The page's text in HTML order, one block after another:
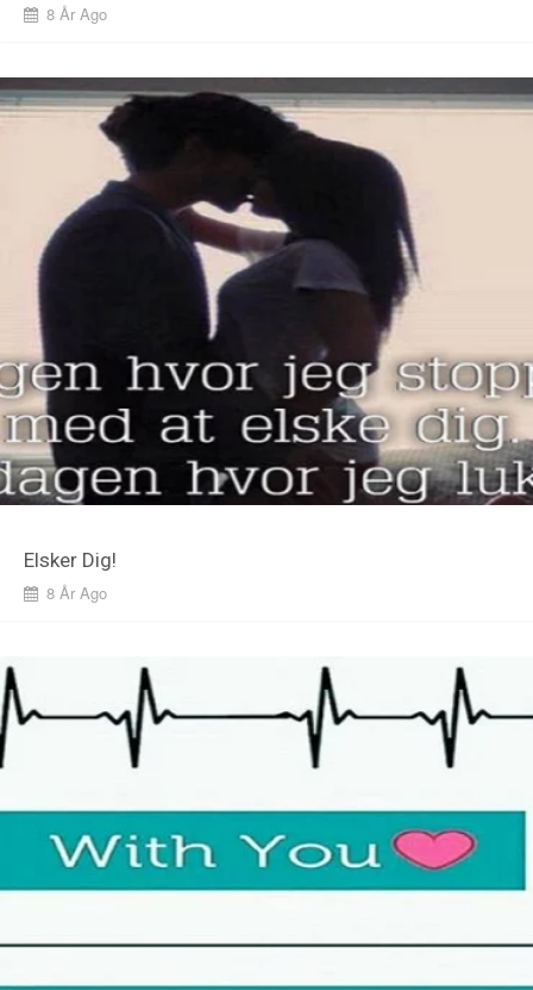
8 År Ago
Elsker Dig!
8 År Ago